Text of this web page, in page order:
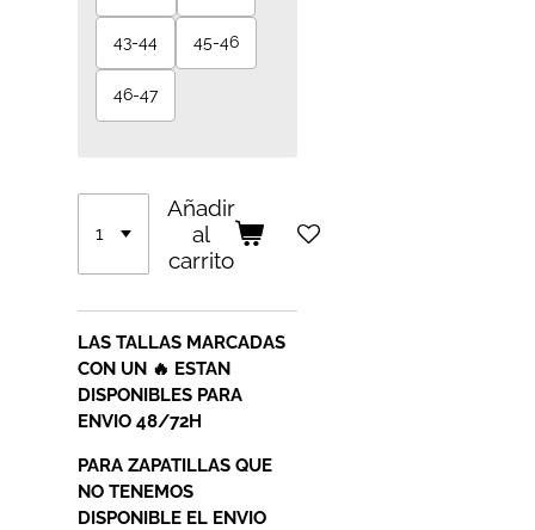
43-44 45-46
46-47
Añadir
al
carrito
LAS TALLAS MARCADAS
CON UN 🔥 ESTAN
DISPONIBLES PARA
ENVIO 48/72H
PARA ZAPATILLAS QUE
NO TENEMOS
DISPONIBLE EL ENVIO